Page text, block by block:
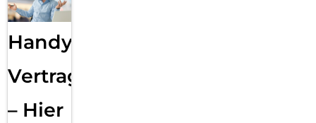
Handy
Vertragsabwicklung
– Hier